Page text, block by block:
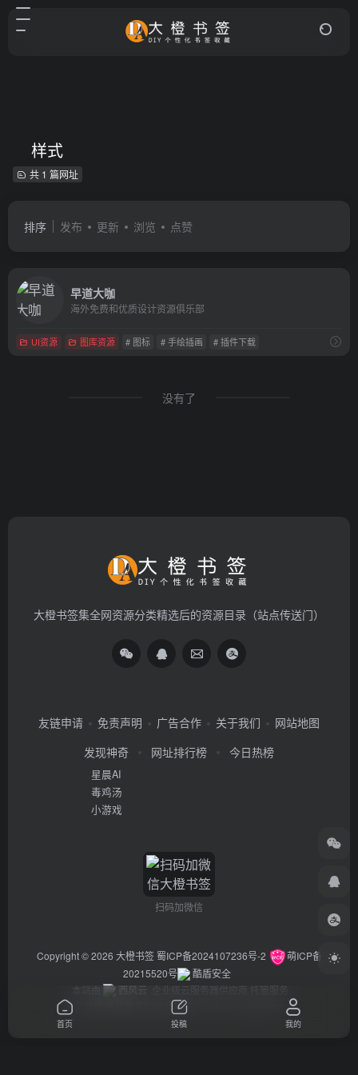
样式
共 1 篇网址
排序 发布 更新 浏览 点赞
早道大咖
海外免费和优质设计资源俱乐部
UI资源 图库资源 # 图标 # 手绘插画 # 插件下载
没有了
大橙书签集全网资源分类精选后的资源目录（站点传送门）
友链申请 免责声明 广告合作 关于我们
网站地图
发现神奇
星晨AI
毒鸡汤
小游戏
网址排行榜 今日热榜
扫码加微信
Copyright © 2026 大橙书签 蜀ICP备2024107236号-2
萌ICP备
20215520号
酷盾安全
本站由
西风云 企业级云服务器供应商 托管服务
违法举报/投稿等事物联系邮箱：arch_chen@qq.com
首页 投稿 我的